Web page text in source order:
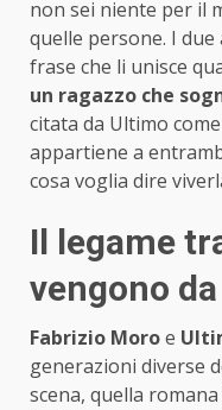
non sei niente per il
quelle persone. I
frase che li unisce
un ragazzo che
citata da Ultimo
appartiene a
cosa voglia dire
Il legame
vengono
Fabrizio Moroe
generazioni diverse
scena, quella